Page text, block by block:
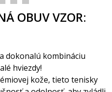
OBUV VZOR:
dokonalú kombináciu
hviezdy!
kože, tieto tenisky